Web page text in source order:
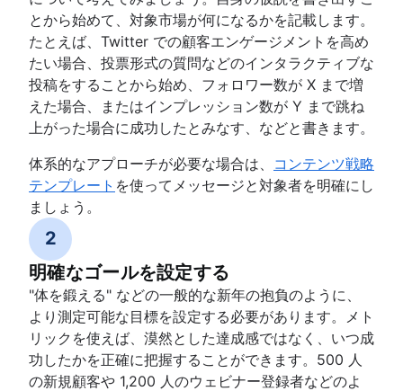
とから始めて、対象市場が何になるかを記載します。
たとえば、Twitter での顧客エンゲージメントを高め
たい場合、投票形式の質問などのインタラクティブな
投稿をすることから始め、フォロワー数が X まで増
えた場合、またはインプレッション数が Y まで跳ね
上がった場合に成功したとみなす、などと書きます。
体系的なアプローチが必要な場合は、 コンテンツ戦略
テンプレート を使ってメッセージと対象者を明確にし
ましょう。
2
明確なゴールを設定する
"体を鍛える" などの一般的な新年の抱負のように、
より測定可能な目標を設定する必要があります。メト
リックを使えば、漠然とした達成感ではなく、いつ成
功したかを正確に把握することができます。500 人
の新規顧客や 1,200 人のウェビナー登録者などのよ